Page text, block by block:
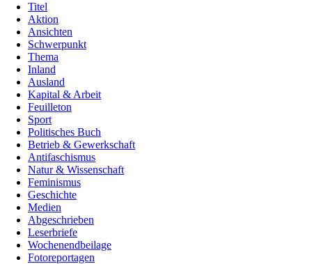
Titel
Aktion
Ansichten
Schwerpunkt
Thema
Inland
Ausland
Kapital & Arbeit
Feuilleton
Sport
Politisches Buch
Betrieb & Gewerkschaft
Antifaschismus
Natur & Wissenschaft
Feminismus
Geschichte
Medien
Abgeschrieben
Leserbriefe
Wochenendbeilage
Fotoreportagen